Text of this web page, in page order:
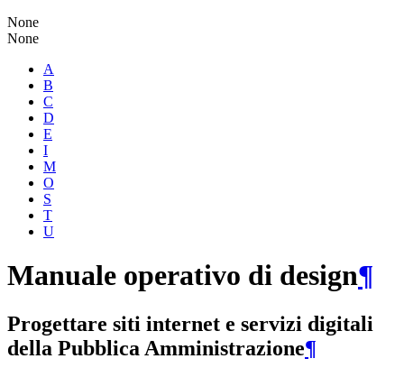
None
None
A
B
C
D
E
I
M
O
S
T
U
Manuale operativo di design¶
Progettare siti internet e servizi digitali
della Pubblica Amministrazione¶